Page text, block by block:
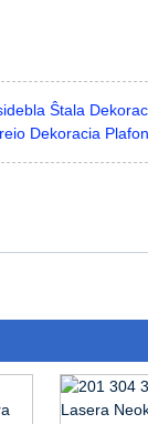
Ŝtala
Dekoracia